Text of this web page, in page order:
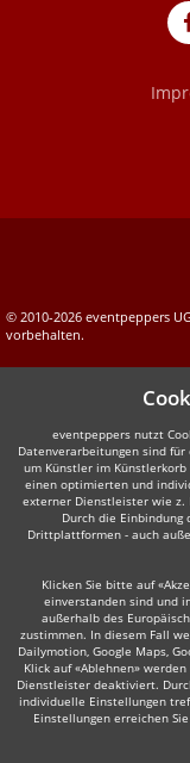
© 2010-2026 eventpeppers
vorbehalten.
eventpeppers nutzt
Datenverarbeitungen sind
um Künstler im
einen optimierten und
externer Dienstleister wie z.
Durch die Einbindung
Drittplattformen - auch
Klicken Sie bitte auf
einverstanden sind und
außerhalb des
zustimmen. In diesem Fall
Dailymotion, Google Maps,
Klick auf «Ablehnen»
Dienstleister deaktiviert.
individuelle Einstellungen
Einstellungen erreichen